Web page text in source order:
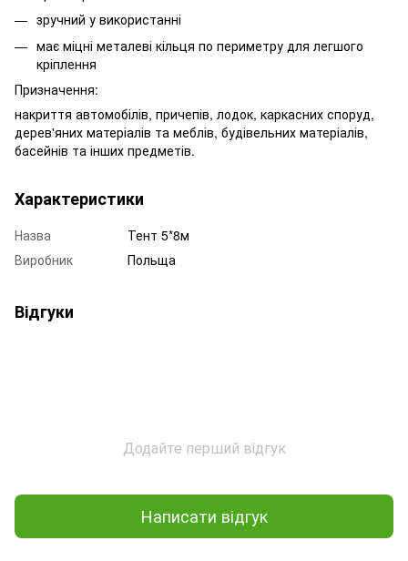
зручний у використанні
має міцні металеві кільця по периметру для легшого
кріплення
Призначення:
накриття автомобілів, причепів, лодок, каркасних споруд,
дерев'яних матеріалів та меблів, будівельних матеріалів,
басейнів та інших предметів.
Характеристики
Назва
Тент 5*8м
Виробник
Польща
Відгуки
Додайте перший відгук
Написати відгук